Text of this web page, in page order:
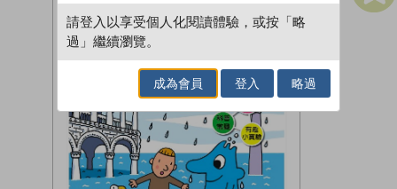
請登入以享受個人化閱讀體驗，或按「略
過」繼續瀏覽。
成為會員 登入 略過